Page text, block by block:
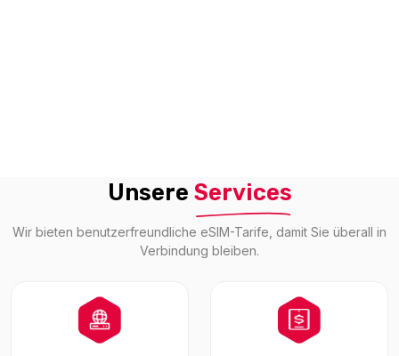
Unsere Services
Wir bieten benutzerfreundliche eSIM-Tarife, damit Sie überall in
Verbindung bleiben.